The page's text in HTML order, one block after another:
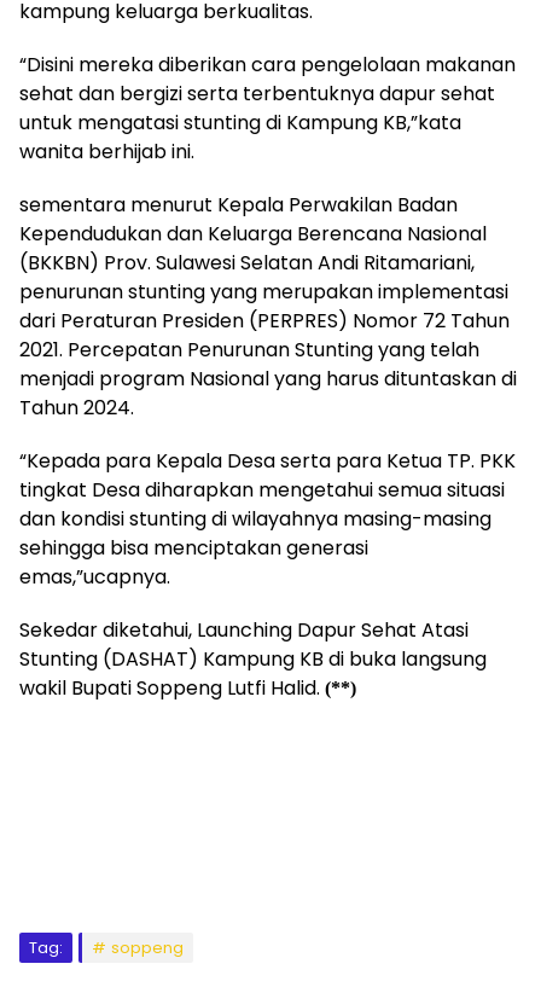
kampung keluarga berkualitas.
“Disini mereka diberikan cara pengelolaan makanan
sehat dan bergizi serta terbentuknya dapur sehat
untuk mengatasi stunting di Kampung KB,”kata
wanita berhijab ini.
sementara menurut Kepala Perwakilan Badan
Kependudukan dan Keluarga Berencana Nasional
(BKKBN) Prov. Sulawesi Selatan Andi Ritamariani,
penurunan stunting yang merupakan implementasi
dari Peraturan Presiden (PERPRES) Nomor 72 Tahun
2021. Percepatan Penurunan Stunting yang telah
menjadi program Nasional yang harus dituntaskan di
Tahun 2024.
“Kepada para Kepala Desa serta para Ketua TP. PKK
tingkat Desa diharapkan mengetahui semua situasi
dan kondisi stunting di wilayahnya masing-masing
sehingga bisa menciptakan generasi
emas,”ucapnya.
Sekedar diketahui, Launching Dapur Sehat Atasi
Stunting (DASHAT) Kampung KB di buka langsung
wakil Bupati Soppeng Lutfi Halid. (**)
Tag: soppeng